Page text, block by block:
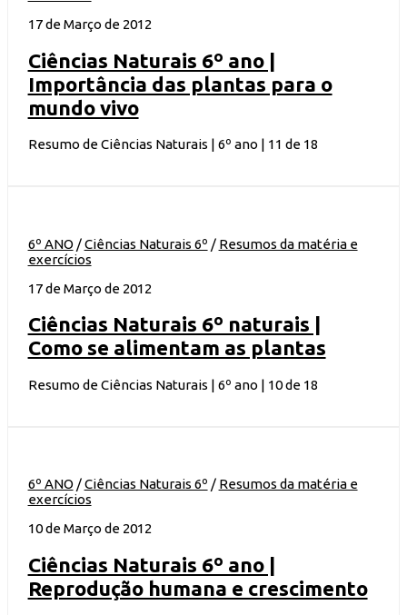
17 de Março de 2012
Ciências Naturais 6º ano |
Importância das plantas para o
mundo vivo
Resumo de Ciências Naturais | 6º ano | 11 de 18
6º ANO /Ciências Naturais 6º / Resumos da matéria e
exercícios
17 de Março de 2012
Ciências Naturais 6º naturais |
Como se alimentam as plantas
Resumo de Ciências Naturais | 6º ano | 10 de 18
6º ANO /Ciências Naturais 6º / Resumos da matéria e
exercícios
10 de Março de 2012
Ciências Naturais 6º ano |
Reprodução humana e crescimento